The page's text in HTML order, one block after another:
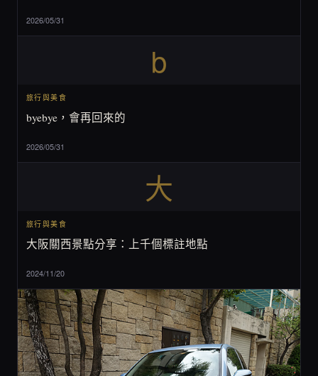
2026/05/31
b
旅行與美食
byebye，會再回來的
2026/05/31
大
旅行與美食
大阪關西景點分享：上千個標註地點
2024/11/20